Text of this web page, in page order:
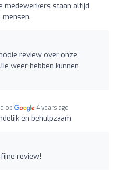
medewerkers staan altijd
review over onze
weer hebben kunnen
op 4 years ago
en behulpzaam
review!